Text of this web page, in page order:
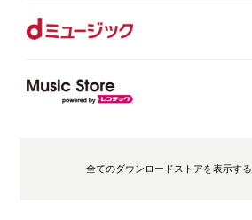
全てのダウンロードストアを表示する